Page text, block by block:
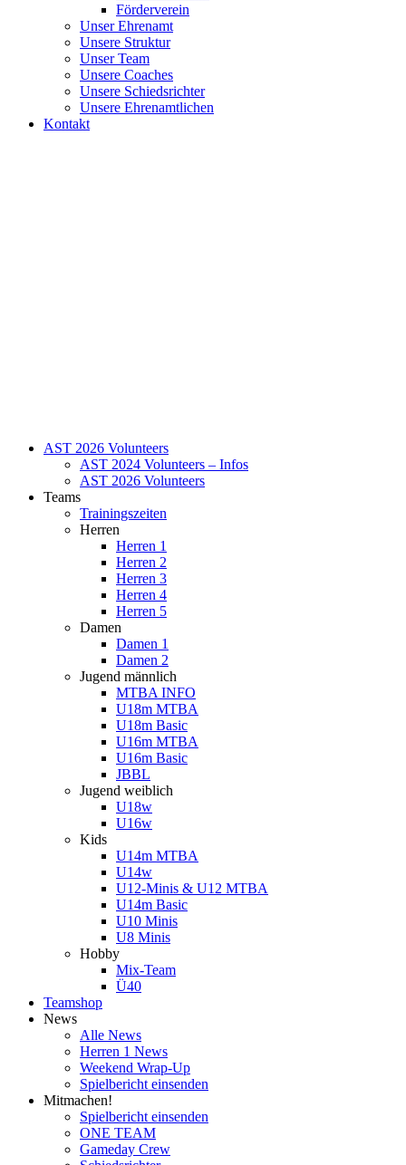
Förderverein
Unser Ehrenamt
Unsere Struktur
Unser Team
Unsere Coaches
Unsere Schiedsrichter
Unsere Ehrenamtlichen
Kontakt
AST 2026 Volunteers
AST 2024 Volunteers – Infos
AST 2026 Volunteers
Teams
Trainingszeiten
Herren
Herren 1
Herren 2
Herren 3
Herren 4
Herren 5
Damen
Damen 1
Damen 2
Jugend männlich
MTBA INFO
U18m MTBA
U18m Basic
U16m MTBA
U16m Basic
JBBL
Jugend weiblich
U18w
U16w
Kids
U14m MTBA
U14w
U12-Minis & U12 MTBA
U14m Basic
U10 Minis
U8 Minis
Hobby
Mix-Team
Ü40
Teamshop
News
Alle News
Herren 1 News
Weekend Wrap-Up
Spielbericht einsenden
Mitmachen!
Spielbericht einsenden
ONE TEAM
Gameday Crew